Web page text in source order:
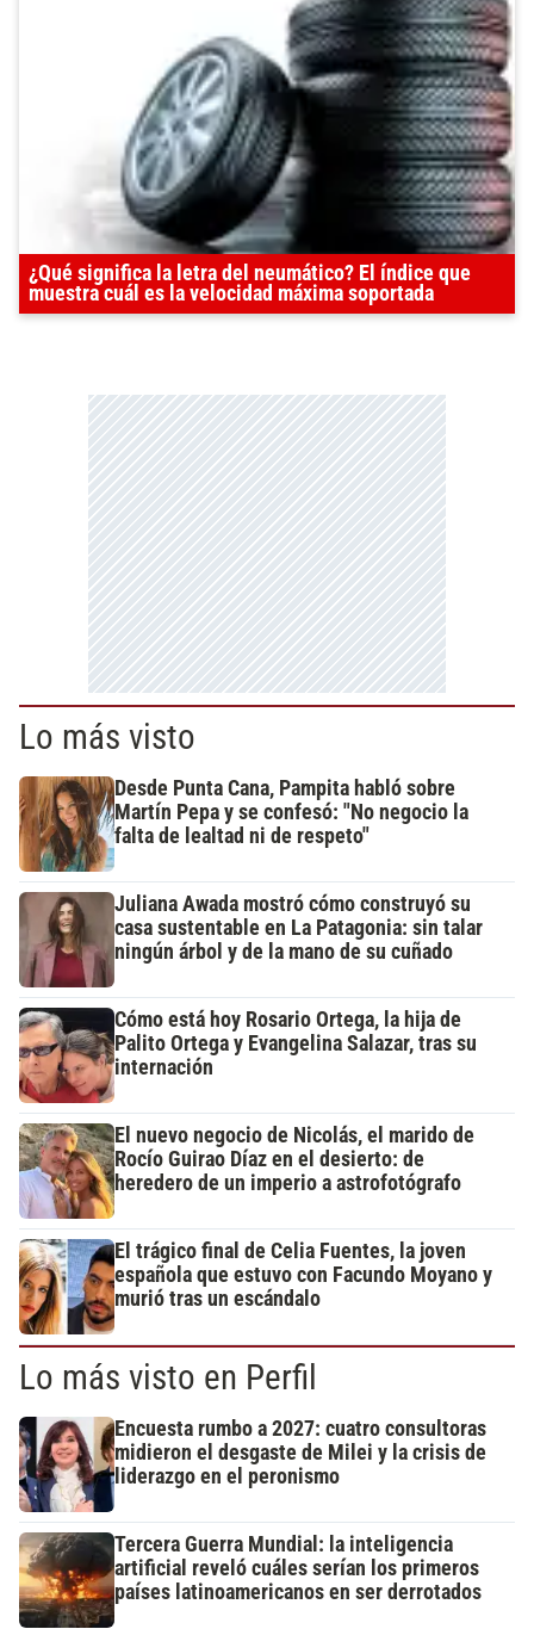
¿Qué significa la letra del neumático? El índice que
muestra cuál es la velocidad máxima soportada
Lo más visto
Desde Punta Cana, Pampita habló sobre
Martín Pepa y se confesó: "No negocio la
falta de lealtad ni de respeto"
Juliana Awada mostró cómo construyó su
casa sustentable en La Patagonia: sin talar
ningún árbol y de la mano de su cuñado
Cómo está hoy Rosario Ortega, la hija de
Palito Ortega y Evangelina Salazar, tras su
internación
El nuevo negocio de Nicolás, el marido de
Rocío Guirao Díaz en el desierto: de
heredero de un imperio a astrofotógrafo
El trágico final de Celia Fuentes, la joven
española que estuvo con Facundo Moyano y
murió tras un escándalo
Lo más visto en Perfil
Encuesta rumbo a 2027: cuatro consultoras
midieron el desgaste de Milei y la crisis de
liderazgo en el peronismo
Tercera Guerra Mundial: la inteligencia
artificial reveló cuáles serían los primeros
países latinoamericanos en ser derrotados